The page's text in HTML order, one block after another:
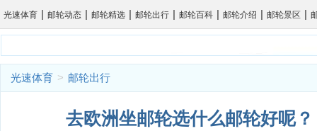
光速体育 | 邮轮动态 | 邮轮精选 | 邮轮出行 | 邮轮百科 | 邮轮介绍 | 邮轮景区 |
光速体育 > 邮轮出行
去欧洲坐邮轮选什么邮轮好呢